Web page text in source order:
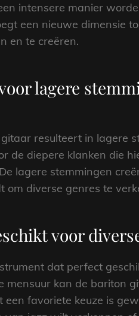
intensere manier
een nieuwe dimensie
en te creëren.
lagere
resulteert in lagere
de diepere klanken die
lagere stemmingen
diverse genres te
voor
dat perfect
mensuur kan de bariton
favoriete keuze is